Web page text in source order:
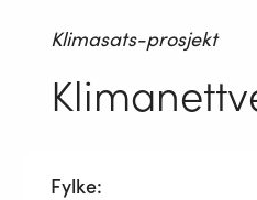
Klimasats-prosjekt
Fylke: